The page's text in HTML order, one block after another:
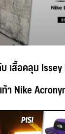
เสื้อคลุม
ท้า Nike